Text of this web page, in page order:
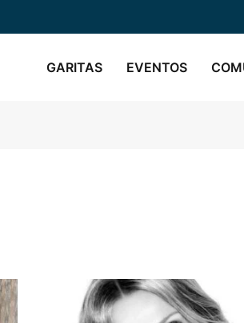
GARITAS EVENTOS